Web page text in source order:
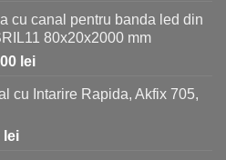
lei.
este:
35.00 lei.
cu canal pentru banda led din
80x20x2000 mm
lei.
leiPrețul
este:
cu Intarire Rapida, Akfix 705,
leiPrețul